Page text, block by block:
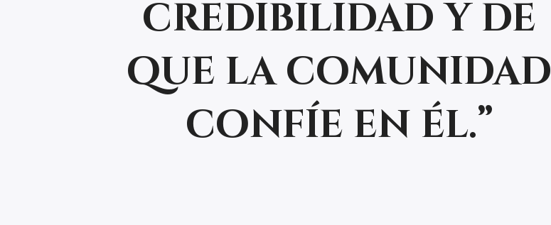
credibilidad y de
que la comunidad
confíe en él.”